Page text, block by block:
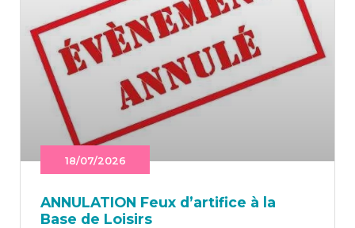
18/07/2026
ANNU­LA­TION Feux d’ar­ti­fice à la
Base de Loisirs